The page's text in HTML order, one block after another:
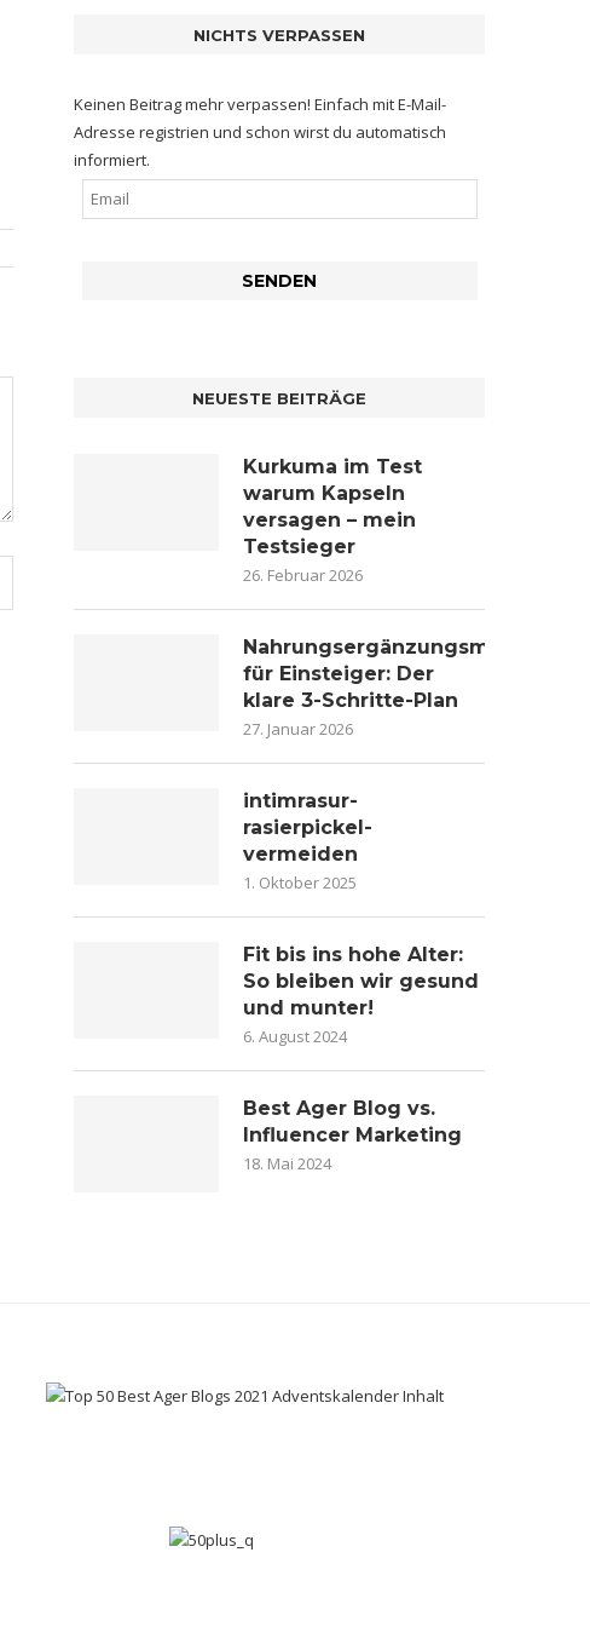
NICHTS VERPASSEN
Keinen Beitrag mehr verpassen! Einfach mit E-Mail-
Adresse registrien und schon wirst du automatisch
informiert.
NEUESTE BEITRÄGE
Kurkuma im Test
warum Kapseln
versagen – mein
Testsieger
26. Februar 2026
Nahrungsergänzungsmittel
für Einsteiger: Der
klare 3-Schritte-Plan
27. Januar 2026
intimrasur-
rasierpickel-
vermeiden
1. Oktober 2025
Fit bis ins hohe Alter:
So bleiben wir gesund
und munter!
6. August 2024
Best Ager Blog vs.
Influencer Marketing
18. Mai 2024